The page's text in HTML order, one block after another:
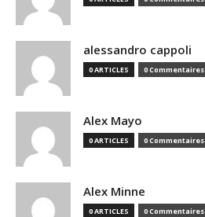
alessandro cappoli
0 ARTICLES 0 Commentaires
Alex Mayo
0 ARTICLES 0 Commentaires
Alex Minne
0 ARTICLES 0 Commentaires